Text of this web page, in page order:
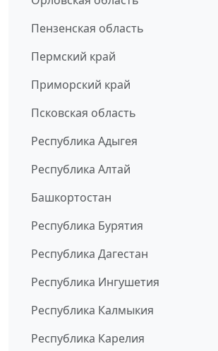
Пензенская область
Пермский край
Приморский край
Псковская область
Республика Адыгея
Республика Алтай
Башкортостан
Республика Бурятия
Республика Дагестан
Республика Ингушетия
Республика Калмыкия
Республика Карелия